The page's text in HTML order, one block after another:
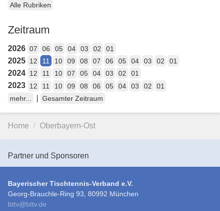
Alle Rubriken
Zeitraum
2026 07 06 05 04 03 02 01
2025 12 11 10 09 08 07 06 05 04 03 02 01
2024 12 11 10 07 05 04 03 02 01
2023 12 11 10 09 08 06 05 04 03 02
01
mehr...
Gesamter Zeitraum
Home Oberbayern-Ost
Partner und Sponsoren
Bayerischer Tischtennis-Verband e.V.
Georg-Brauchle-Ring 93, 80992 München
bttv@bttv.de